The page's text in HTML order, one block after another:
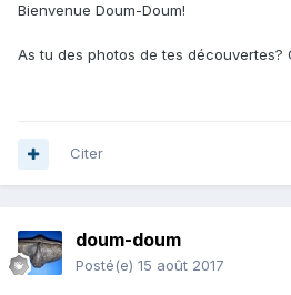
Bienvenue Doum-Doum!
As tu des photos de tes découvertes?
Citer
doum-doum
Posté(e) 15 août 2017